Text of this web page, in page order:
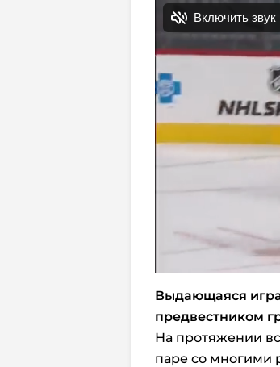
Выдающаяся
предвестником
На протяжении
паре со многими